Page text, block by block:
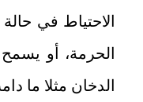
الاحتياط في
الحرمة، أو
الدخان مثلا ما